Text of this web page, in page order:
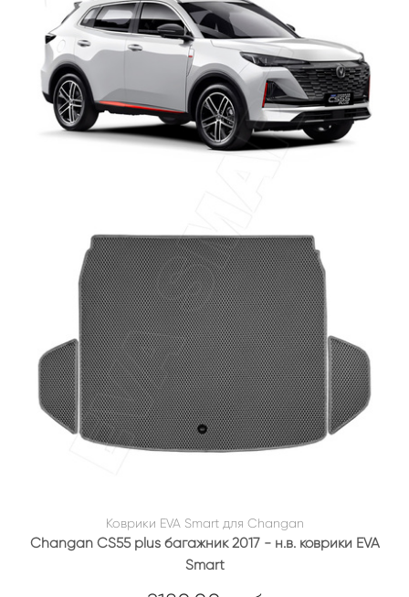
Коврики EVA Smart для Changan
Changan CS55 plus багажник 2017 - н.в. коврики EVA
Smart